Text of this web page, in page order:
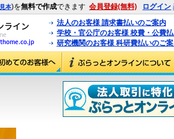
見本)を無料で作成できます 会員登録(無料) ログイン
法人のお客様 請求書払いのご案内
学校・官公庁のお客様 校費・公費
研究機関のお客様 科研費払いのご